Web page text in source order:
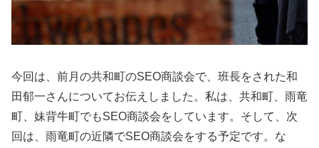
今回は、前月の共和町のSEO商談会で、班長をされた和
田郁一さんについてお伝えしました。私は、共和町、雨竜
町、妹背牛町でもSEO商談会をしています。そして、次
回は、雨竜町の近隣でSEO商談会をする予定です。な